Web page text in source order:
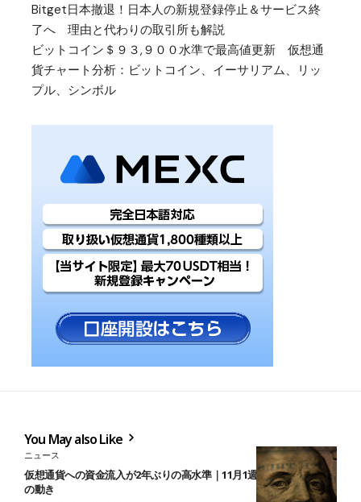
Bitget日本撤退！日本人の新規登録停止＆サービス終
了へ 理由と代わりの取引所も解説
ビットコイン＄９３,９００水準で最高値更新 仮想通
貨チャート分析：ビットコイン、イーサリアム、リッ
プル、シンボル
You May also Like
ニュース
仮想通貨への資金流入が2年ぶりの高水準｜11月1週目、機関投資家
の動き